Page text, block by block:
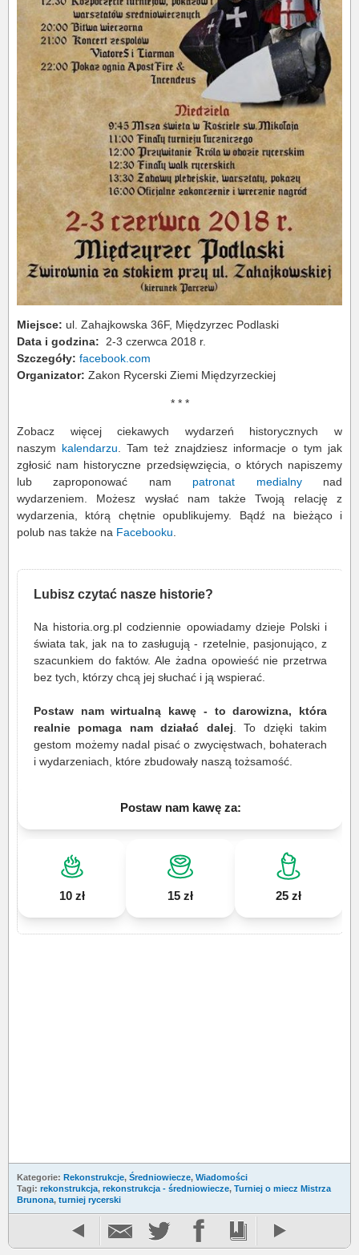
Miejsce: ul. Zahajkowska 36F, Międzyrzec Podlaski
Data i godzina: 2-3 czerwca 2018 r.
Szczegóły: facebook.com
Organizator: Zakon Rycerski Ziemi Międzyrzeckiej
* * *
Zobacz więcej ciekawych wydarzeń historycznych w
naszym kalendarzu . Tam też znajdziesz informacje o tym jak
zgłosić nam historyczne przedsięwzięcia, o których napiszemy
lub zaproponować nam patronat medialnynad
wydarzeniem. Możesz wysłać nam także Twoją relację z
wydarzenia, którą chętnie opublikujemy. Bądź na bieżąco i
polub nas także na Facebooku
Lubisz czytać nasze historie?
Na historia.org.pl codziennie opowiadamy dzieje Polski i
świata tak, jak na to zasługują - rzetelnie, pasjonująco, z
szacunkiem do faktów. Ale żadna opowieść nie przetrwa
bez tych, którzy chcą jej słuchać i ją wspierać.
Postaw nam wirtualną kawę - to darowizna, która
realnie pomaga nam działać dalej . To dzięki takim
gestom możemy nadal pisać o zwycięstwach, bohaterach
i wydarzeniach, które zbudowały naszą tożsamość.
Postaw nam kawę za:
10 zł 15 zł 25 zł
Kategorie: Rekonstrukcje, Średniowiecze, Wiadomości
Tagi: rekonstrukcja, rekonstrukcja - średniowiecze, Turniej o miecz Mistrza
Brunona, turniej rycerski